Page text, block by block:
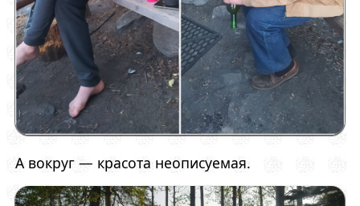
А вокруг — красота неописуемая.